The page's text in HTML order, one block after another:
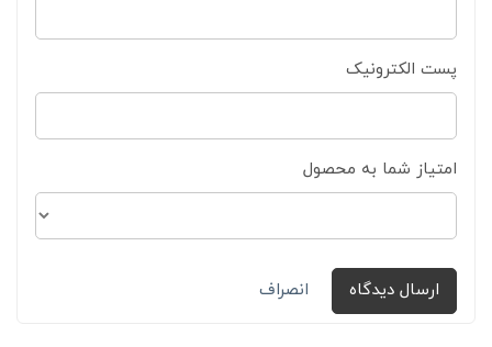
پست الکترونیک
امتیاز شما به محصول
ارسال دیدگاه انصراف